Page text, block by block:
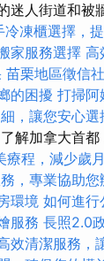
迷人街道和被
冷凍櫃選擇，
家服務選擇 高
苗栗地區徵信
的困擾 打掃阿
，讓您安心選
解加拿大首
療程，減少歲
，專業協助您
環境 如何進行
服務 長照2.0
效清潔服務，